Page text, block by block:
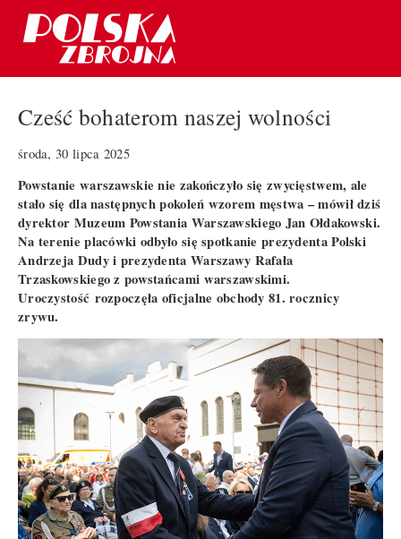
Cześć bohaterom naszej wolności
środa, 30 lipca 2025
Powstanie warszawskie nie zakończyło się zwycięstwem, ale
stało się dla następnych pokoleń wzorem męstwa – mówił dziś
dyrektor Muzeum Powstania Warszawskiego Jan Ołdakowski.
Na terenie placówki odbyło się spotkanie prezydenta Polski
Andrzeja Dudy i prezydenta Warszawy Rafała
Trzaskowskiego z powstańcami warszawskimi.
Uroczystość rozpoczęła oficjalne obchody 81. rocznicy
zrywu.